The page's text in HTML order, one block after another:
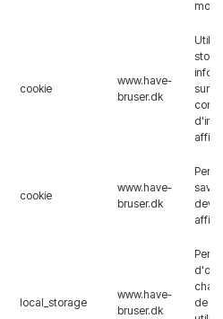
mot
cookie
www.have-
bruser.dk
sur
cookie
www.have-
bruser.dk
local_storage
www.have-
bruser.dk
de